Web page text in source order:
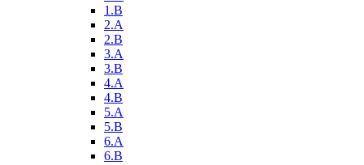
1.B
2.A
2.B
3.A
3.B
4.A
4.B
5.A
5.B
6.A
6.B